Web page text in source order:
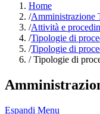
Home
/Amministrazione
/Attività e
/Tipologie di
/Tipologie di
/Tipologie di
Espandi Menu